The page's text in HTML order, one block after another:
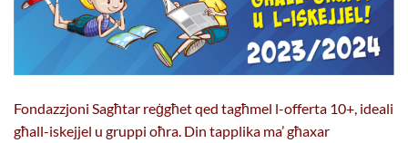
Fondazzjoni Sagħtar reġgħet qed tagħmel l-offerta 10+, ideali
għall-iskejjel u gruppi oħra. Din tapplika ma’ għaxar